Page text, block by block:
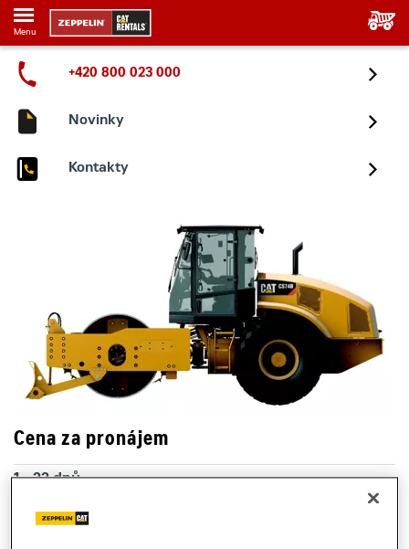
Menu
+420 800 023 000
Novinky
Kontakty
Cena za pronájem
1 - 22 dnů
10 393 Kč s DPH